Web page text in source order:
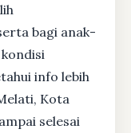
bagi anak-
info lebih
Kota
selesai